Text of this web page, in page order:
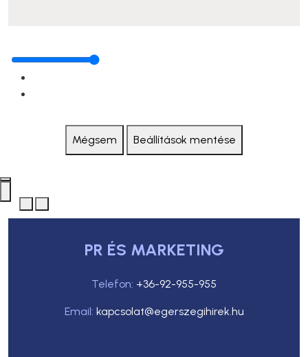
Mégsem Beállítások mentése
PR ÉS MARKETING
Telefon: +36-92-955-955
Email: kapcsolat@egerszegihirek.hu